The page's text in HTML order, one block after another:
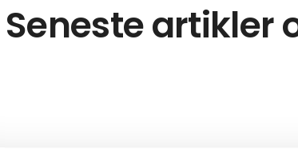
Seneste artikler